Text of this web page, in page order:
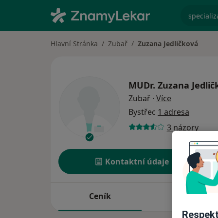
Hlavní Stránka Zubař Zuzana Jedličková
MUDr. Zuzana
Zubař · Více
Bystřec 1 adresa
3 názory
Kontaktní údaje
Ceník Adresy